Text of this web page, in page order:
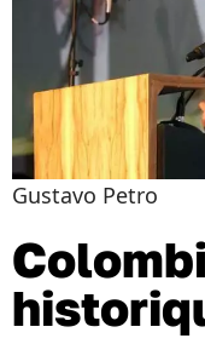
Gustavo Petro